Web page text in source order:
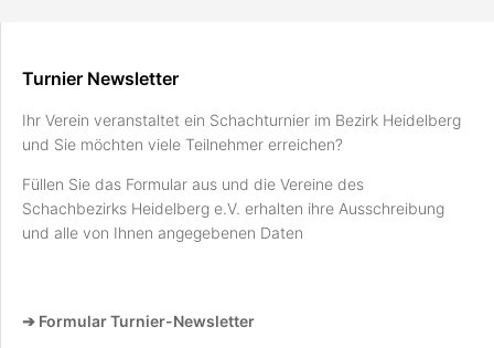
Turnier Newsletter
Ihr Verein veranstaltet ein Schachturnier im Bezirk Heidelberg
und Sie möchten viele Teilnehmer erreichen?
Füllen Sie das Formular aus und die Vereine des
Schachbezirks Heidelberg e.V. erhalten ihre Ausschreibung
und alle von Ihnen angegebenen Daten
➔ Formular Turnier-Newsletter